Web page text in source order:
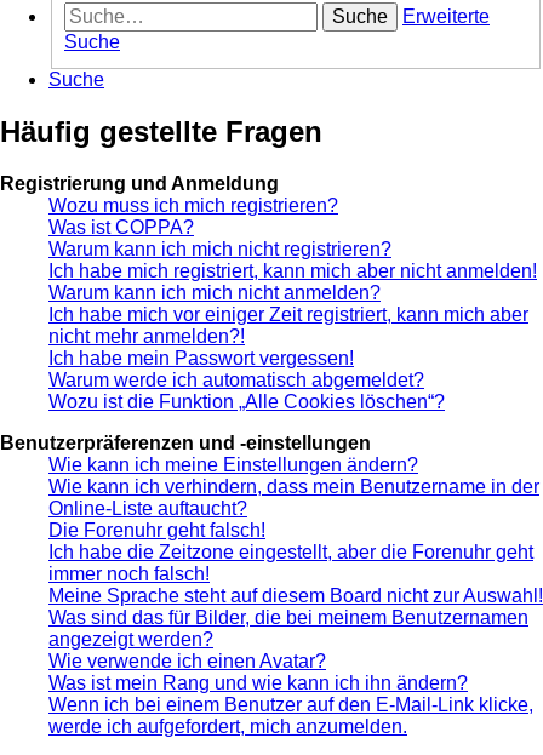
Suche
Erweiterte
Suche
Suche
Häufig gestellte Fragen
Registrierung und Anmeldung
Wozu muss ich mich registrieren?
Was ist COPPA?
Warum kann ich mich nicht registrieren?
Ich habe mich registriert, kann mich aber nicht anmelden!
Warum kann ich mich nicht anmelden?
Ich habe mich vor einiger Zeit registriert, kann mich aber
nicht mehr anmelden?!
Ich habe mein Passwort vergessen!
Warum werde ich automatisch abgemeldet?
Wozu ist die Funktion „Alle Cookies löschen“?
Benutzerpräferenzen und -einstellungen
Wie kann ich meine Einstellungen ändern?
Wie kann ich verhindern, dass mein Benutzername in der
Online-Liste auftaucht?
Die Forenuhr geht falsch!
Ich habe die Zeitzone eingestellt, aber die Forenuhr geht
immer noch falsch!
Meine Sprache steht auf diesem Board nicht zur Auswahl!
Was sind das für Bilder, die bei meinem Benutzernamen
angezeigt werden?
Wie verwende ich einen Avatar?
Was ist mein Rang und wie kann ich ihn ändern?
Wenn ich bei einem Benutzer auf den E-Mail-Link klicke,
werde ich aufgefordert, mich anzumelden.